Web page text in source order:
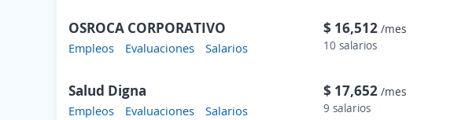
OSROCA CORPORATIVO
Empleos Evaluaciones Salarios
$ 16,512 /mes
10 salarios
Salud Digna
Empleos Evaluaciones Salarios
$ 17,652 /mes
9 salarios